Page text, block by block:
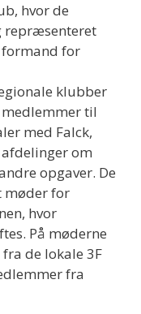
hvor de
repræsenteret
for
klubber
til
med Falck,
om
opgaver. De
for
hvor
På møderne
de lokale 3F
fra